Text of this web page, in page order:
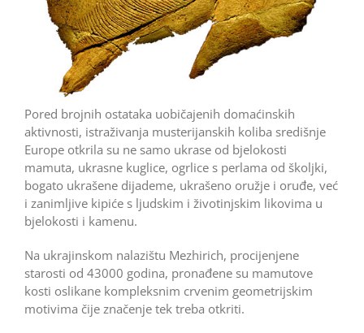
Pored brojnih ostataka uobičajenih domaćinskih
aktivnosti, istraživanja musterijanskih koliba središnje
Europe otkrila su ne samo ukrase od bjelokosti
mamuta, ukrasne kuglice, ogrlice s perlama od školjki,
bogato ukrašene dijademe, ukrašeno oružje i oruđe, već
i zanimljive kipiće s ljudskim i životinjskim likovima u
bjelokosti i kamenu.
Na ukrajinskom nalazištu Mezhirich, procijenjene
starosti od 43000 godina, pronađene su mamutove
kosti oslikane kompleksnim crvenim geometrijskim
motivima čije značenje tek treba otkriti.